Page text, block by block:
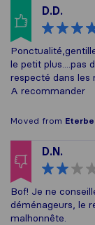
D.D.
le petit plus....pas
respecté dans les
A recommander
Moved from
D.N.
Bof! Je ne
déménageurs, le
malhonnête.